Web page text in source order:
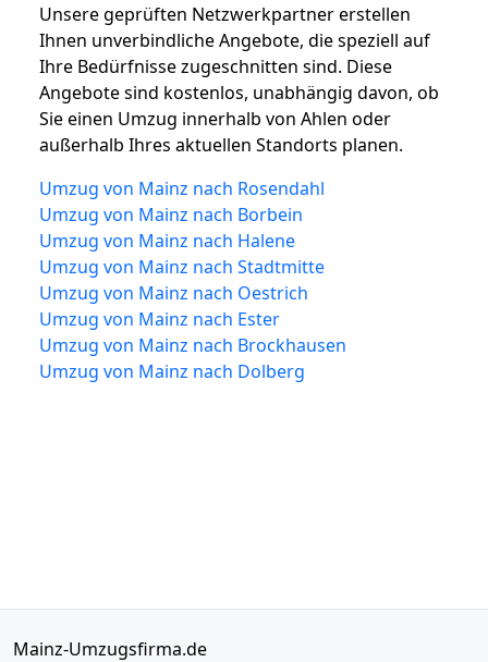
Unsere geprüften Netzwerkpartner erstellen
Ihnen unverbindliche Angebote, die speziell auf
Ihre Bedürfnisse zugeschnitten sind. Diese
Angebote sind kostenlos, unabhängig davon, ob
Sie einen Umzug innerhalb von Ahlen oder
außerhalb Ihres aktuellen Standorts planen.
Umzug von Mainz nach Rosendahl
Umzug von Mainz nach Borbein
Umzug von Mainz nach Halene
Umzug von Mainz nach Stadtmitte
Umzug von Mainz nach Oestrich
Umzug von Mainz nach Ester
Umzug von Mainz nach Brockhausen
Umzug von Mainz nach Dolberg
Mainz-Umzugsfirma.de